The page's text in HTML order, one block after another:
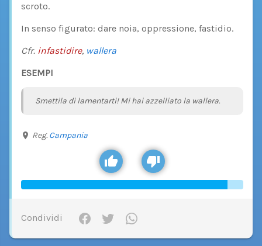
scroto.
In senso figurato: dare noia, oppressione, fastidio.
Cfr. infastidire, wallera
ESEMPI
Smettila di lamentarti! Mi hai azzelliato la wallera.
Reg. Campania
Condividi